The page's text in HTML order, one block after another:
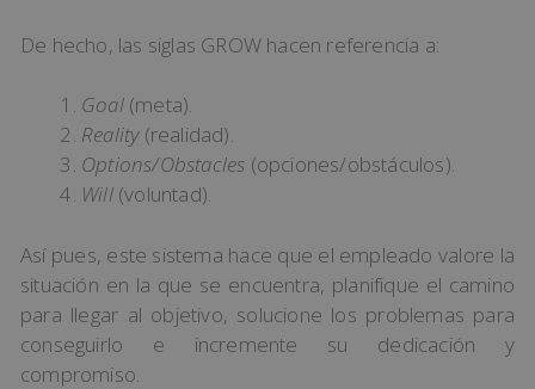
De hecho, las siglas GROW hacen referencia a:
Goal(meta).
Reality(realidad).
Options/Obstacles (opciones/obstáculos).
Will(voluntad).
Así pues, este sistema hace que el empleado valore la
situación en la que se encuentra, planifique el camino
para llegar al objetivo, solucione los problemas para
conseguirlo e incremente su dedicación y
compromiso.